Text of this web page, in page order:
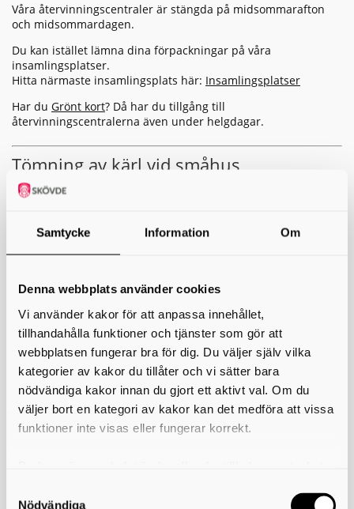
Samtycke Information Om
Denna webbplats använder cookies
Vi använder kakor för att anpassa innehållet,
tillhandahålla funktioner och tjänster som gör att
webbplatsen fungerar bra för dig. Du väljer själv vilka
kategorier av kakor du tillåter och vi sätter bara
nödvändiga kakor innan du gjort ett aktivt val. Om du
väljer bort en kategori av kakor kan det medföra att vissa
funktioner inte visas eller fungerar korrekt.
användning av kakor som du hittar längst ner på sidan
Nödvändiga
Våra återvinningscentraler är stängda på midsommarafton
och midsommardagen.
Du kan istället lämna dina förpackningar på våra
insamlingsplatser.
Hitta närmaste insamlingsplats här: Insamlingsplatser
Har du Grönt kort? Då har du tillgång till
återvinningscentralerna även under helgdagar.
Tömning av kärl vid småhus
Se vad som gäller i din kommun:
Ingen ändring – sophämtning sker som vanligt.
För dig som har ordinarie tömning fredag den 19 juni:
Ställ ut kärlen senast kl. 06.00 på torsdag den 18 juni.
Låt kärlen stå kvar tills de blivit tömda.
Essunga, Falköping, Grästorp, Götene, Skara
och Vara
Om du har ordinarie tömningtisdag–fredagunder
midsommarveckan kan din sophämtning ske tidigare än
Tömning av förpackningar i